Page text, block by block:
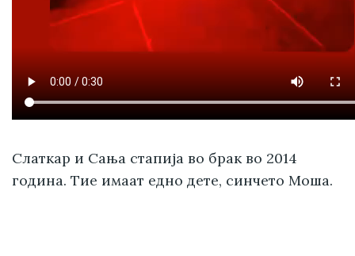
Слаткар и Сања стапија во брак во 2014
година. Тие имаат едно дете, синчето Моша.